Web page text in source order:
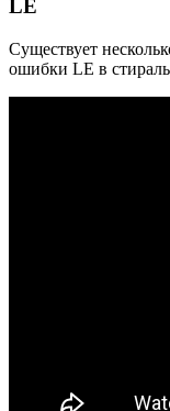
LE
Существует
ошибки LE в